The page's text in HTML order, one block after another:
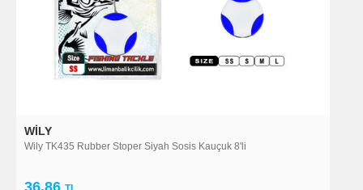
WILY
Wily TK435 Rubber Stoper Siyah Sosis Kauçuk 8'li
36,86